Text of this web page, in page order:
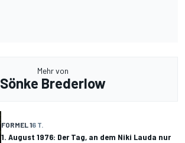
Mehr von
Sönke Brederlow
FORMEL 16 T.
1. August 1976: Der Tag, an dem Niki Lauda nur